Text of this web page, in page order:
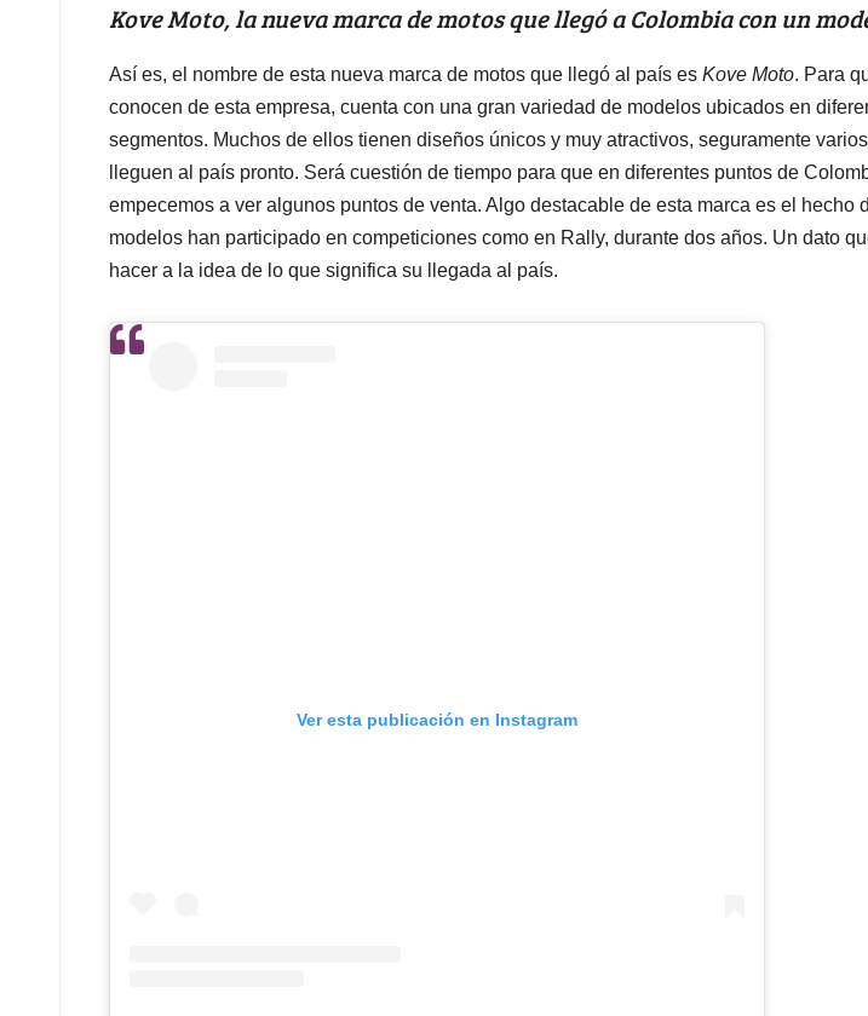
Kove Moto, la nueva marca de motos que llegó a Colombia con un
Así es, el nombre de esta nueva marca de motos que llegó al país es Kove Moto. Para
conocen de esta empresa, cuenta con una gran variedad de modelos ubicados en
segmentos. Muchos de ellos tienen diseños únicos y muy atractivos, seguramente
lleguen al país pronto. Será cuestión de tiempo para que en diferentes puntos de
empecemos a ver algunos puntos de venta. Algo destacable de esta marca es el hecho
modelos han participado en competiciones como en Rally, durante dos años. Un dato
hacer a la idea de lo que significa su llegada al país.
Ver esta publicación en Instagram